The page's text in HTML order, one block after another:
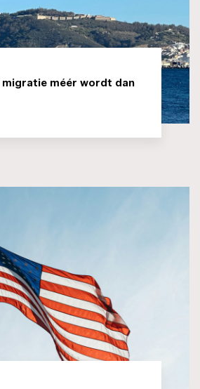
migratie méér wordt dan